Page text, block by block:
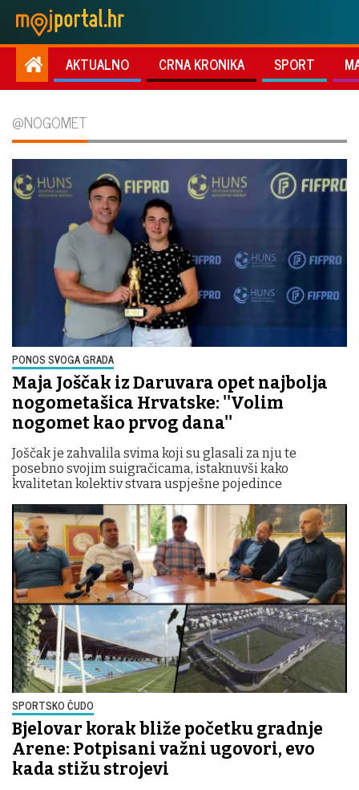
AKTUALNO CRNA KRONIKA SPORT
@NOGOMET
PONOS SVOGA GRADA
Maja Joščak iz Daruvara opet najbolja
nogometašica Hrvatske: ''Volim
nogomet kao prvog dana''
Joščak je zahvalila svima koji su glasali za nju te
posebno svojim suigračicama, istaknuvši kako
kvalitetan kolektiv stvara uspješne pojedince
SPORTSKO ČUDO
Bjelovar korak bliže početku gradnje
Arene: Potpisani važni ugovori, evo
kada stižu strojevi